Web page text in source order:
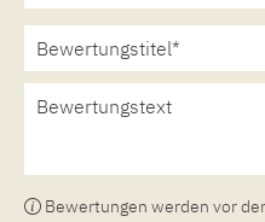
Bewertungen werden vor